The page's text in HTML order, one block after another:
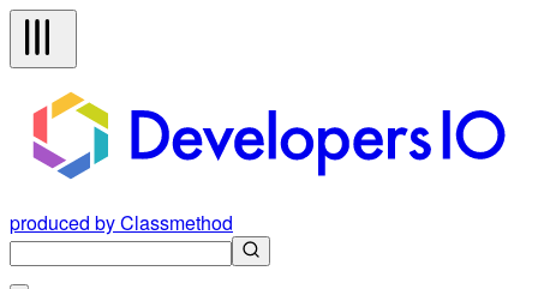
produced by Classmethod